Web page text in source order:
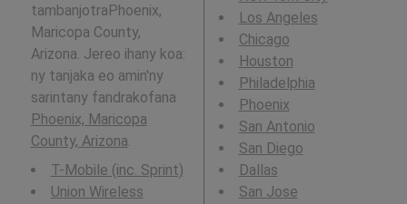
tambanjotraPhoenix,
Maricopa County,
Arizona. Jereo ihany koa:
ny tanjaka eo amin'ny
sarintany fandrakofana
Phoenix, Maricopa
County, Arizona.
T-Mobile (inc. Sprint)
Union Wireless
Los Angeles
Chicago
Houston
Philadelphia
Phoenix
San Antonio
San Diego
Dallas
San Jose